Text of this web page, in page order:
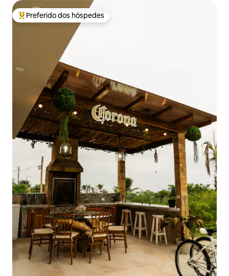
Entre os melhores preferidos dos hóspedes
Preferido dos hóspedes